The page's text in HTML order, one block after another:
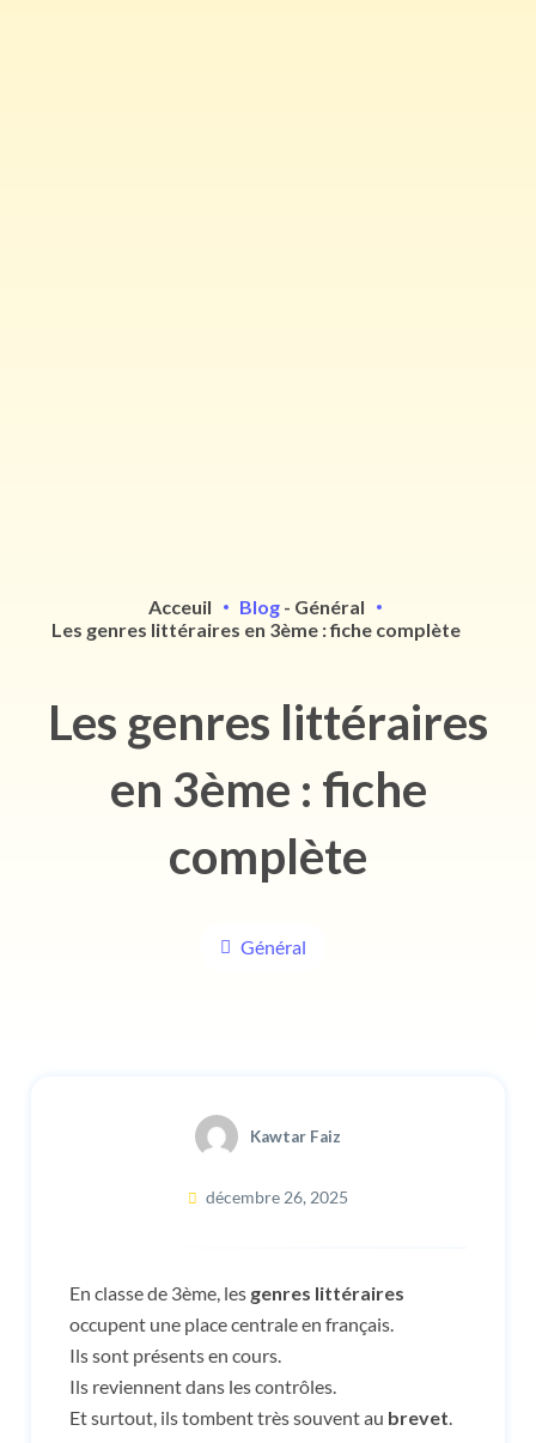
Acceuil Blog - Général
Les genres littéraires en 3ème : fiche complète
Les genres littéraires
en 3ème : fiche
complète
Général
Kawtar Faiz
décembre 26, 2025
En classe de 3ème, les genres littéraires
occupent une place centrale en français.
Ils sont présents en cours.
Ils reviennent dans les contrôles.
Et surtout, ils tombent très souvent au brevet